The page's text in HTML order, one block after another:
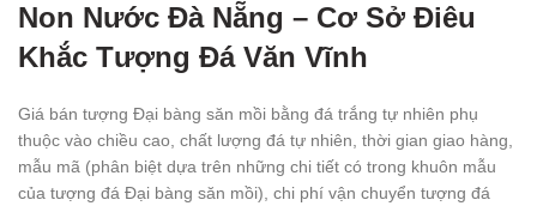
Non Nước Đà Nẵng – Cơ Sở Điêu
Khắc Tượng Đá Văn Vĩnh
Giá bán tượng Đại bàng săn mồi bằng đá trắng tự nhiên phụ
thuộc vào chiều cao, chất lượng đá tự nhiên, thời gian giao hàng,
mẫu mã (phân biệt dựa trên những chi tiết có trong khuôn mẫu
của tượng đá Đại bàng săn mồi), chi phí vận chuyển tượng đá